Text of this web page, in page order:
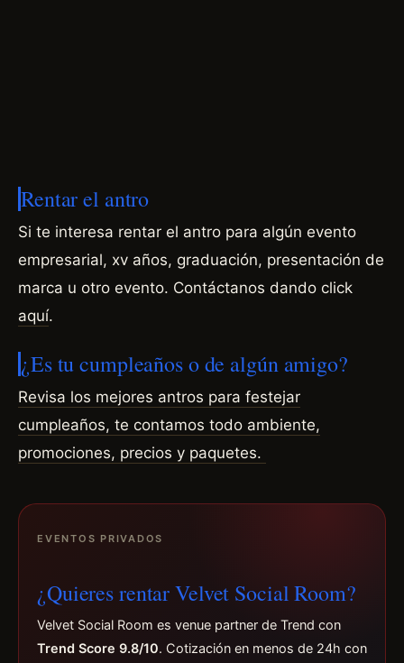
Rentar el antro
Si te interesa rentar el antro para algún evento
empresarial, xv años, graduación, presentación de
marca u otro evento. Contáctanos dando click
aquí.
¿Es tu cumpleaños o de algún amigo?
Revisa los mejores antros para festejar
cumpleaños, te contamos todo ambiente,
promociones, precios y paquetes.
EVENTOS PRIVADOS
¿Quieres rentar Velvet Social Room?
Velvet Social Room es venue partner de Trend con
Trend Score 9.8/10. Cotización en menos de 24h con